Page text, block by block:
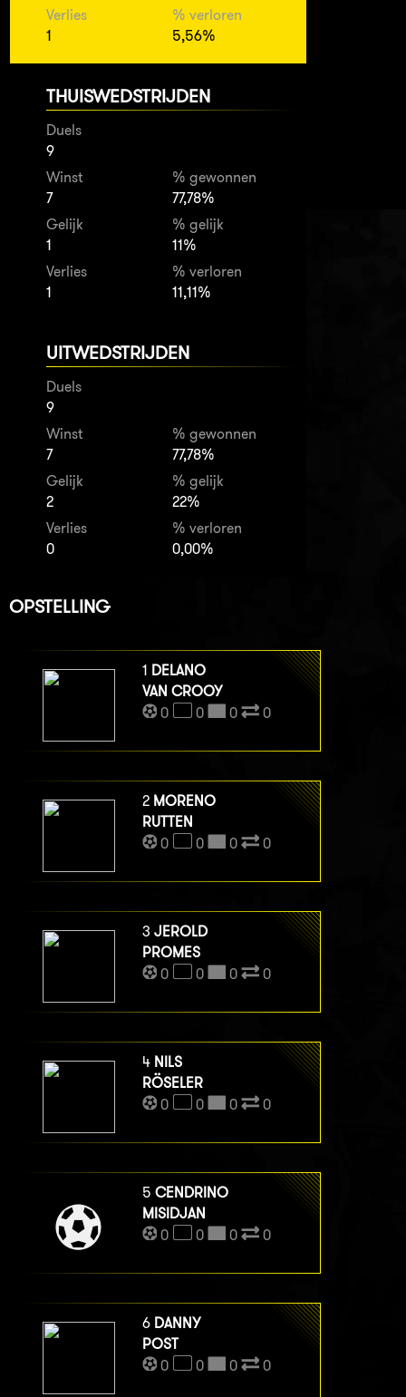
Verlies
1
% verloren
5,56%
THUISWEDSTRIJDEN
Duels
9
Winst
7
% gewonnen
77,78%
Gelijk
1
% gelijk
11%
Verlies
1
% verloren
11,11%
UITWEDSTRIJDEN
Duels
9
Winst
7
% gewonnen
77,78%
Gelijk
2
% gelijk
22%
Verlies
0
% verloren
0,00%
OPSTELLING
1 DELANO
VAN CROOY
0
0 0 0
2 MORENO
RUTTEN
0
0 0 0
3 JEROLD
PROMES
0
0 0 0
4 NILS
RÖSELER
0
0 0 0
5 CENDRINO
MISIDJAN
0
0 0 0
6 DANNY
POST
0
0 0 0